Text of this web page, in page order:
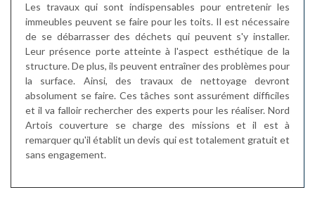
Les travaux qui sont indispensables pour entretenir les
immeubles peuvent se faire pour les toits. Il est nécessaire
de se débarrasser des déchets qui peuvent s'y installer.
Leur présence porte atteinte à l'aspect esthétique de la
structure. De plus, ils peuvent entraîner des problèmes pour
la surface. Ainsi, des travaux de nettoyage devront
absolument se faire. Ces tâches sont assurément difficiles
et il va falloir rechercher des experts pour les réaliser. Nord
Artois couverture se charge des missions et il est à
remarquer qu'il établit un devis qui est totalement gratuit et
sans engagement.